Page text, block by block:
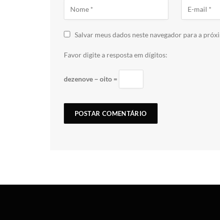
Salvar meus dados neste navegador para a
Favor digite a resposta em dígitos:
dezenove − oito =